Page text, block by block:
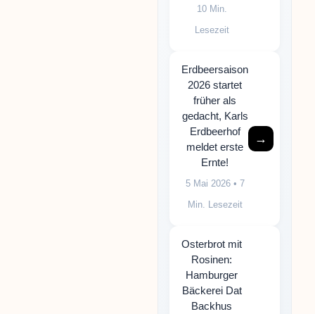
10 Min.
Lesezeit
Erdbeersaison
2026 startet
früher als
gedacht, Karls
Erdbeerhof
meldet erste
Ernte!
5 Mai 2026• 7
Min. Lesezeit
→
Osterbrot mit
Rosinen:
Hamburger
Bäckerei Dat
Backhus